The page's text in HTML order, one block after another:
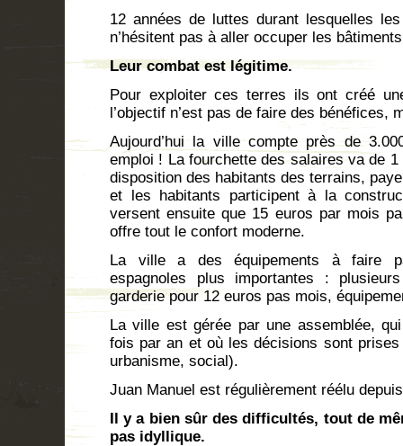
12 années de luttes durant lesquelles
n’hésitent pas à aller occuper les
Leur combat est légitime.
Pour exploiter ces terres ils ont créé
l’objectif n’est pas de faire des bénéfices,
Aujourd’hui la ville compte près de
emploi ! La fourchette des salaires va de
disposition des habitants des terrains,
et les habitants participent à la
versent ensuite que 15 euros par mois
offre tout le confort moderne.
La ville a des équipements à faire
espagnoles plus importantes :
garderie pour 12 euros pas mois,
La ville est gérée par une assemblée,
fois par an et où les décisions sont
urbanisme, social).
Juan Manuel est régulièrement réélu
Il y a bien sûr des difficultés, tout de
pas idyllique.